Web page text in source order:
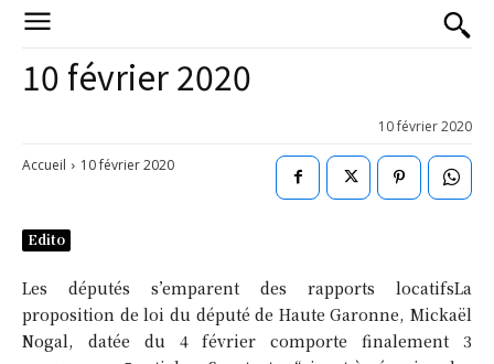
10 février 2020
10 février 2020
Accueil 10 février 2020
Edito
Les députés s’emparent des rapports locatifsLa
proposition de loi du député de Haute Garonne, Mickaël
Nogal, datée du 4 février comporte finalement 3